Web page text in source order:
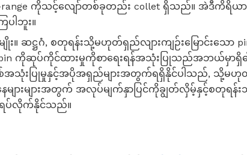
range ကိုသင့်လျော်တစ်ခုတည်း collet ရှိသည်။ အဲဒီကိရိယာ
ပါဘူး။
ျိုး။ ဆဋ္ဌဂံ, စတုရန်းသို့မဟုတ်ရှည်လျားကျဉ်းမြောင်းသေ
ကိုဆုပ်ကိုင်ထားမှုကိုစာရေးရန်အသုံးပြုသည်အဘယ်မှာရှိ
စ်အသုံးပြုမှုနှင့်အပိုအရှည်များအတွက်ရရှိနိုင်ပါသည်, သို့မ
များများအတွက် အလုပ်မျက်နှာပြင်ကိုချွတ်လှိမ့်နှင့်စတုရ
ပ်လိုက်နိုင်သည်။